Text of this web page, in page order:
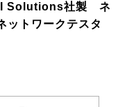
Solutions社製 ネ
ットワークテスタ